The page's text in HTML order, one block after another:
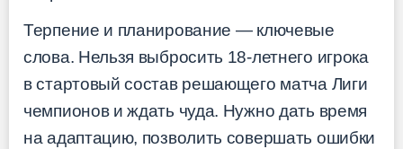
Терпение и планирование — ключевые
слова. Нельзя выбросить 18-летнего игрока
в стартовый состав решающего матча Лиги
чемпионов и ждать чуда. Нужно дать время
на адаптацию, позволить совершать ошибки